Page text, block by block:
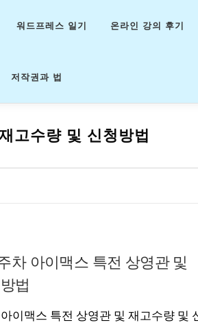
워드프레스 일기 온라인 강의 후기
저작권과 법
고수량 및 신청방법
차 아이맥스 특전 상영관 및
법
이맥스 특전 상영관 및 재고수량 및